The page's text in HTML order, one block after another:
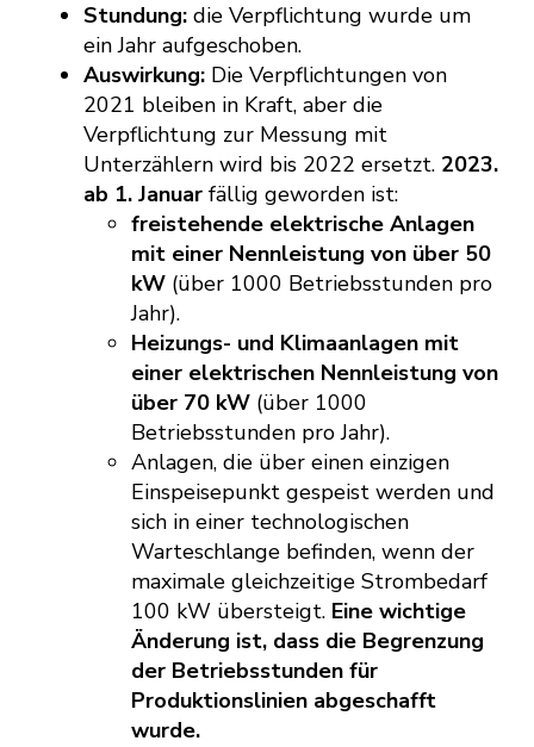
Stundung: die Verpflichtung wurde um
ein Jahr aufgeschoben.
Auswirkung: Die Verpflichtungen von
2021 bleiben in Kraft, aber die
Verpflichtung zur Messung mit
Unterzählern wird bis 2022 ersetzt. 2023.
ab 1. Januar fällig geworden ist:
freistehende elektrische Anlagen
mit einer Nennleistung von über 50
kW (über 1000 Betriebsstunden pro
Jahr).
Heizungs- und Klimaanlagen mit
einer elektrischen Nennleistung von
über 70 kW (über 1000
Betriebsstunden pro Jahr).
Anlagen, die über einen einzigen
Einspeisepunkt gespeist werden und
sich in einer technologischen
Warteschlange befinden, wenn der
maximale gleichzeitige Strombedarf
100 kW übersteigt. Eine wichtige
Änderung ist, dass die Begrenzung
der Betriebsstunden für
Produktionslinien abgeschafft
wurde.